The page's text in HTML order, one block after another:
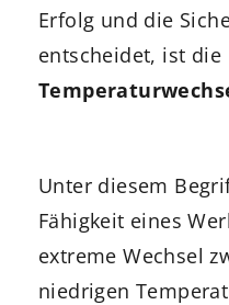
Erfolg und die
entscheidet, ist die
Unter diesem
Fähigkeit eines
extreme Wechsel
niedrigen